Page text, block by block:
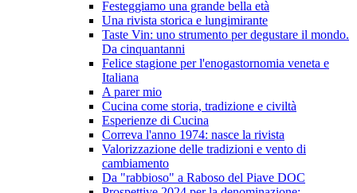
Festeggiamo una grande bella età
Una rivista storica e lungimirante
Taste Vin: uno strumento per degustare il mondo.
Da cinquantanni
Felice stagione per l'enogastornomia veneta e
Italiana
A parer mio
Cucina come storia, tradizione e civiltà
Esperienze di Cucina
Correva l'anno 1974: nasce la rivista
Valorizzazione delle tradizioni e vento di
cambiamento
Da "rabbioso" a Raboso del Piave DOC